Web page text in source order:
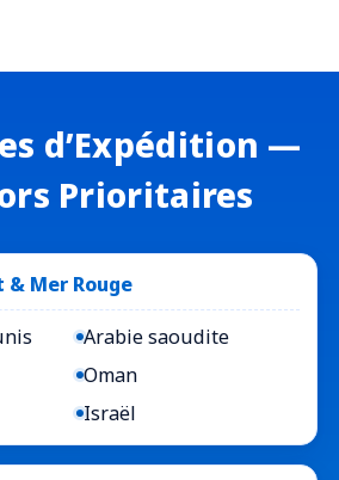
d’Expédition —
Prioritaires
Mer Rouge
Arabie saoudite
Oman
Israël